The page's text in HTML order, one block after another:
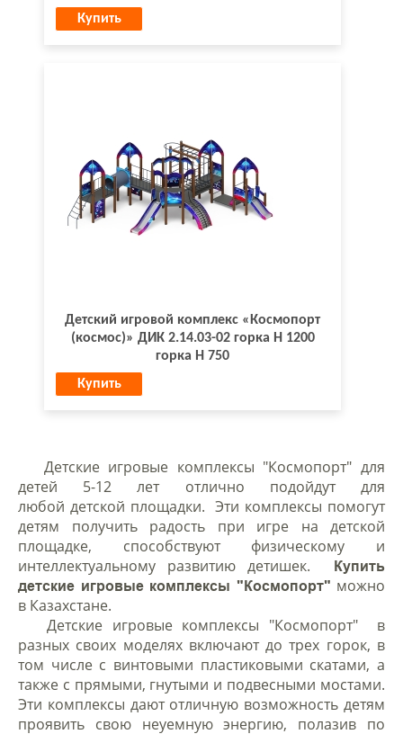
Купить
Детский игровой комплекс «Космопорт
(космос)» ДИК 2.14.03-02 горка Н 1200
горка Н 750
Купить
Детские игровые комплексы "Космопорт" для
детей 5-12 лет отлично подойдут для
любой детской площадки. Эти комплексы помогут
детям получить радость при игре на детской
площадке, способствуют физическому и
интеллектуальному развитию детишек.
Купить
детские игровые комплексы "Космопорт" можно
в Казахстане.
Детские игровые комплексы "Космопорт" в
разных своих моделях включают до трех горок, в
том числе с винтовыми пластиковыми скатами, а
также с прямыми, гнутыми и подвесными мостами.
Эти комплексы дают отличную возможность детям
проявить свою неуемную энергию, полазив по